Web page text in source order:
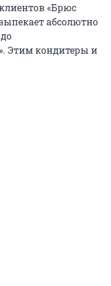
«Брюс
абсолютно
Этим кондитеры и